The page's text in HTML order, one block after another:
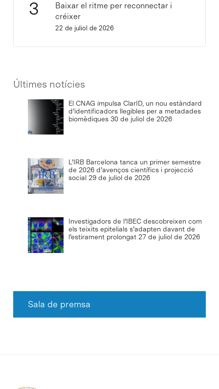
Baixar el ritme per reconnectar i
créixer
22 de juliol de 2026
Últimes notícies
El CNAG impulsa ClarID, un nou estàndard
d’identificadors llegibles per a metadades
biomèdiques 30 de juliol de 2026
L’IRB Barcelona tanca un primer semestre
de 2026 d’avenços científics i projecció
social 29 de juliol de 2026
Investigadors de l’IBEC descobreixen com
els teixits epitelials s’adapten davant de
l’estirament prolongat 27 de juliol de 2026
Sala de premsa